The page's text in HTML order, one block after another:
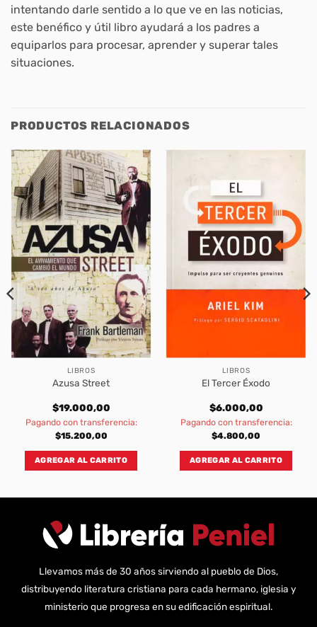
intentando darle sentido a lo que ve en las noticias,
este benéfico y útil libro ayudará a los padres a
equiparlos para procesar, aprender y superar tales
situaciones.
PRODUCTOS RELACIONADOS
LIBROS
Azusa Street
$19.000,00
Pagando con transferencia:
$15.200,00
AGREGAR AL CARRITO
LIBROS
El Tercer Éxodo
$6.000,00
Pagando con transferencia:
$4.800,00
AGREGAR AL CARRITO
Llevamos más de 30 años sirviendo al pueblo de Dios,
distribuyendo literatura cristiana para cada hermano, iglesia y
ministerio que progresa en su edificación espiritual.